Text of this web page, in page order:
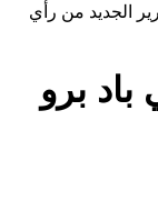
الجديد من رأي
برو